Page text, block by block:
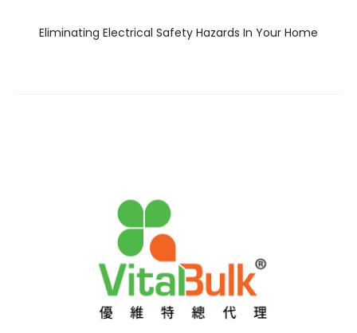
Eliminating Electrical Safety Hazards In Your Home